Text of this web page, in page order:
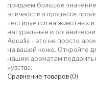
придаем большое
этичности в процессе
тестируется на животных
натуральные и
Aqualis - это не просто
на вашей коже. Откройте
нашим ароматам
чувства.
Сравнение товаров (0)